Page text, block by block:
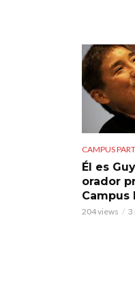
CAMPUS
Él es
orador
Campus
204 views 3